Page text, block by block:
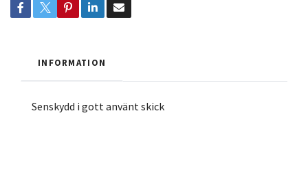
INFORMATION
Senskydd i gott använt skick